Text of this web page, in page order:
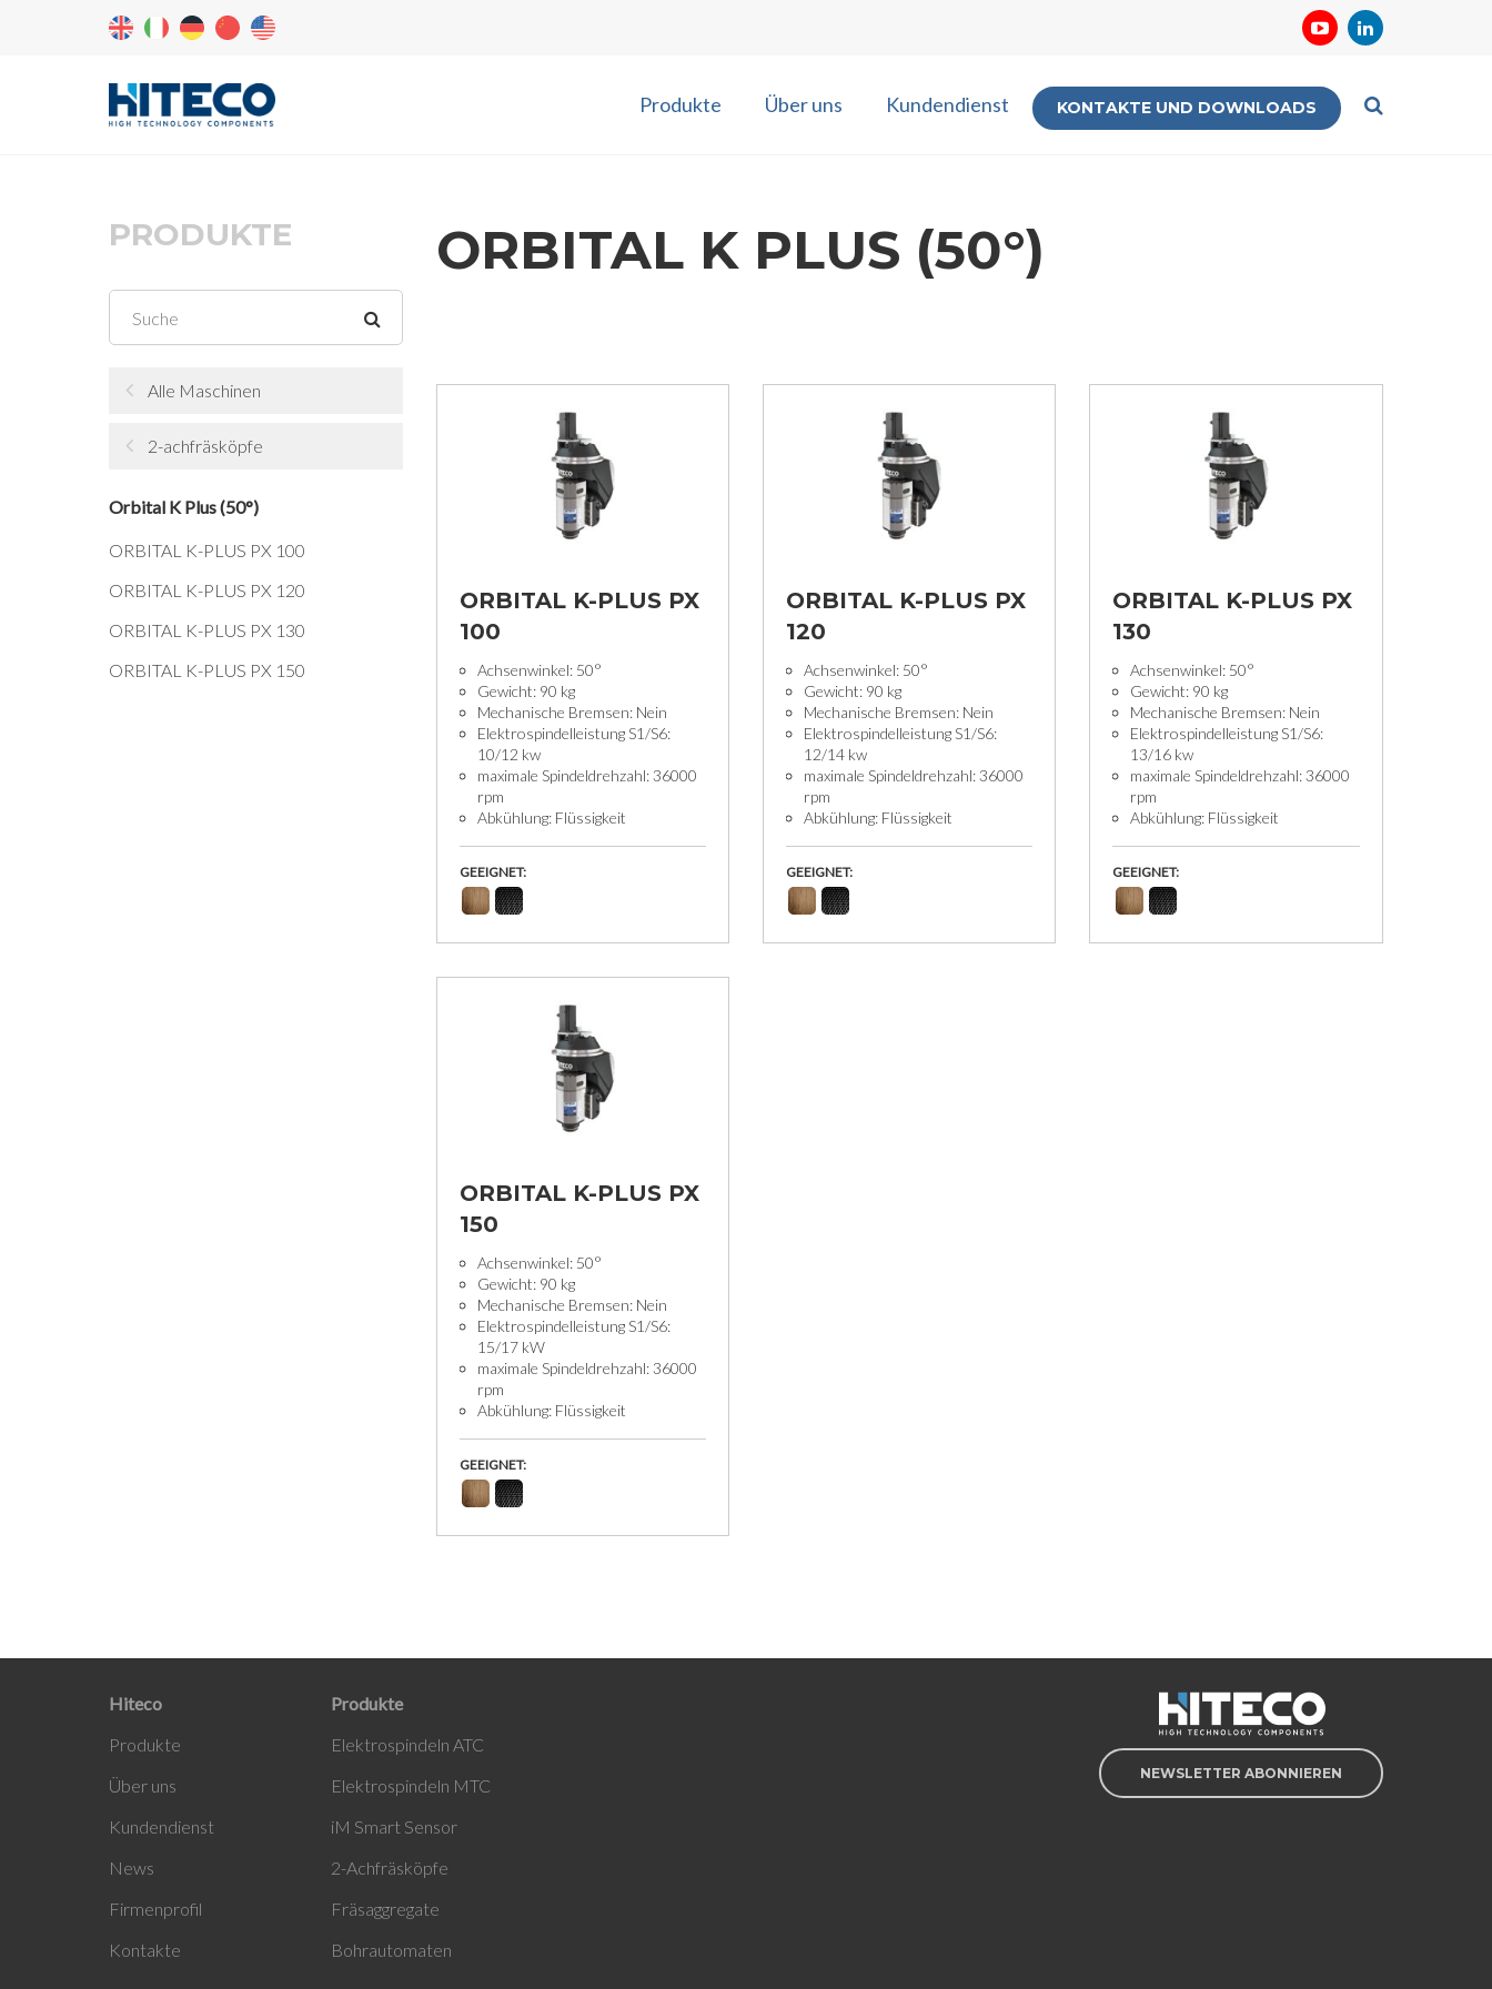
Produkte Über uns Kundendienst KONTAKTE UND DOWNLOADS
PRODUKTE
Alle Maschinen
2-achfräsköpfe
Orbital K Plus (50°)
ORBITAL K-PLUS PX 100
ORBITAL K-PLUS PX 120
ORBITAL K-PLUS PX 130
ORBITAL K-PLUS PX 150
ORBITAL K PLUS (50°)
ORBITAL K-PLUS PX
100
Achsenwinkel: 50°
Gewicht: 90 kg
Mechanische Bremsen: Nein
Elektrospindelleistung S1/S6:
10/12 kw
maximale Spindeldrehzahl: 36000
rpm
Abkühlung: Flüssigkeit
GEEIGNET:
ORBITAL K-PLUS PX
120
Achsenwinkel: 50°
Gewicht: 90 kg
Mechanische Bremsen: Nein
Elektrospindelleistung S1/S6:
12/14 kw
maximale Spindeldrehzahl: 36000
rpm
Abkühlung: Flüssigkeit
GEEIGNET:
ORBITAL K-PLUS PX
130
Achsenwinkel: 50°
Gewicht: 90 kg
Mechanische Bremsen: Nein
Elektrospindelleistung S1/S6:
13/16 kw
maximale Spindeldrehzahl: 36000
rpm
Abkühlung: Flüssigkeit
GEEIGNET:
ORBITAL K-PLUS PX
150
Achsenwinkel: 50°
Gewicht: 90 kg
Mechanische Bremsen: Nein
Elektrospindelleistung S1/S6:
15/17 kW
maximale Spindeldrehzahl: 36000
rpm
Abkühlung: Flüssigkeit
GEEIGNET:
Hiteco
Produkte
Über uns
Kundendienst
News
Firmenprofil
Kontakte
Produkte
Elektrospindeln ATC
Elektrospindeln MTC
iM Smart Sensor
2-Achfräsköpfe
Fräsaggregate
Bohrautomaten
NEWSLETTER ABONNIEREN